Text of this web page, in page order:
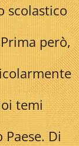
scolastico
però,
temi
Di